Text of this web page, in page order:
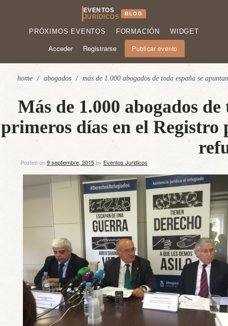
EVENTOS
JURÍDICOS
BLOG
PRÓXIMOS EVENTOS FORMACIÓN WIDGET
Acceder Registrarse Publicar evento
home / abogados / más de 1.000 abogados de toda españa se
Más de 1.000 abogados
primeros días en el
Posted on9 septiembre, 2015by Eventos Juridicos